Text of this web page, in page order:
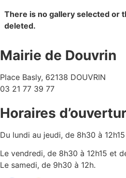
There is no gallery selected or
deleted.
Mairie de Douvrin
Place Basly, 62138 DOUVRIN
03 21 77 39 77
Horaires
Du lundi au jeudi, de 8h30 à
Le vendredi, de 8h30 à 12h15 et
Le samedi, de 9h30 à 12h.